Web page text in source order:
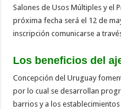
Salones de Usos Múltiples y el
próxima fecha será el 12 de
inscripción comunicarse a
Los beneficios del
Concepción del Uruguay
por lo cual se desarrollan
barrios y a los